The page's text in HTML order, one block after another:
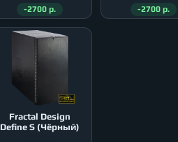
-2700 р. -2700 р.
Fractal Design
Define S (Чёрный)